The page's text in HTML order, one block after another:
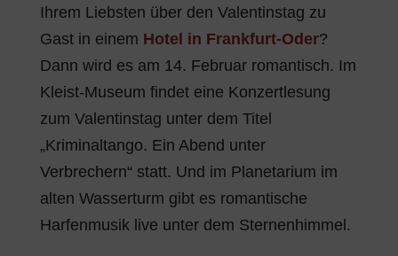
Ihrem Liebsten über den Valentinstag zu
Gast in einem Hotel in Frankfurt-Oder?
Dann wird es am 14. Februar romantisch. Im
Kleist-Museum findet eine Konzertlesung
zum Valentinstag unter dem Titel
„Kriminaltango. Ein Abend unter
Verbrechern“ statt. Und im Planetarium im
alten Wasserturm gibt es romantische
Harfenmusik live unter dem Sternenhimmel.